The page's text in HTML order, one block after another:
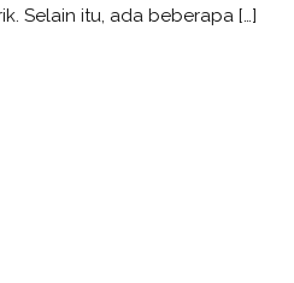
Selain itu, ada beberapa […]